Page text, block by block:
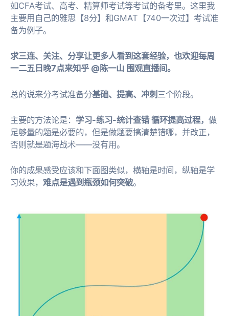
如CFA考试、高考、精算师考试等考试的备考里。这里我
主要用自己的雅思【8分】和GMAT【740一次过】考试准
备为例子。
求三连、关注、分享让更多人看到这套经验，也欢迎每周
一二五日晚7点来知乎 @陈一山 围观直播间。
总的说来分考试准备分基础、提高、冲刺 三个阶段。
主要的方法论是： 学习-练习-统计查错 循环提高过程， 做
足够量的题是必要的，但是做题要搞清楚错哪，并改正，
否则就是题海战术——没有用。
你的成果感受应该和下面图类似，横轴是时间，纵轴是学
习效果， 难点是遇到瓶颈如何突破。